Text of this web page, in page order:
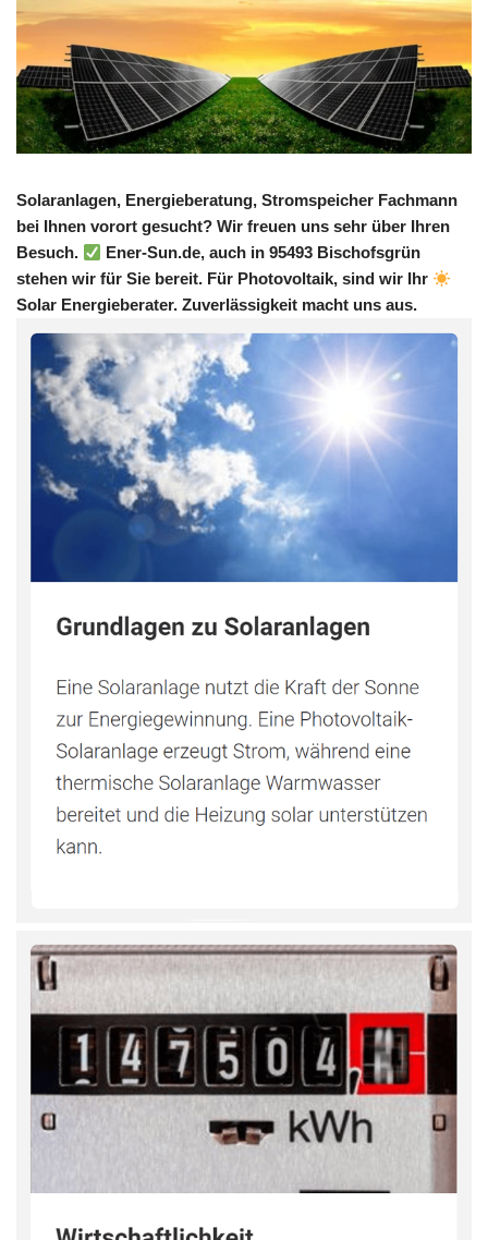
Solaranlagen, Energieberatung, Stromspeicher Fachmann
bei Ihnen vorort gesucht? Wir freuen uns sehr über Ihren
Besuch.
Ener-Sun.de, auch in 95493 Bischofsgrün
stehen wir für Sie bereit. Für Photovoltaik, sind wir Ihr
Solar Energieberater. Zuverlässigkeit macht uns aus.